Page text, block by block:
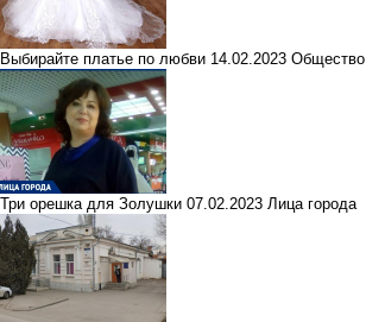
Выбирайте платье по любви 14.02.2023 Общество
Три орешка для Золушки 07.02.2023 Лица города